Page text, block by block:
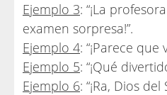
Ejemplo 3: “¡La
examen sorpresa!”.
Ejemplo 4: “¡Parece que
Ejemplo 5: “¡Qué
Ejemplo 6: “¡Ra, Dios